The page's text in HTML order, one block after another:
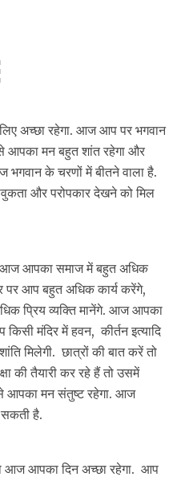
अच्छा रहेगा. आज आप पर भगवान
आपका मन बहुत शांत रहेगा और
के चरणों में बीतने वाला है.
और परोपकार देखने को मिल
आज आपका समाज में बहुत अधिक
पर आप बहुत अधिक कार्य करेंगे,
प्रिय व्यक्ति मानेंगे. आज आपका
किसी मंदिर में हवन, कीर्तन इत्यादि
मिलेगी. छात्रों की बात करें तो
की तैयारी कर रहे हैं तो उसमें
मन संतुष्ट रहेगा. आज
है.
आज आपका दिन अच्छा रहेगा. आप